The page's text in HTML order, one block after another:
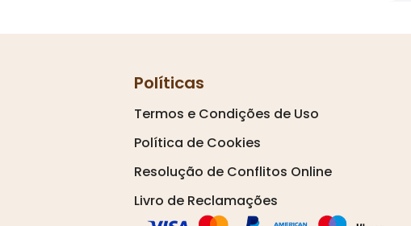
Políticas
Termos e Condições de Uso
Política de Cookies
Resolução de Conflitos Online
Livro de Reclamações